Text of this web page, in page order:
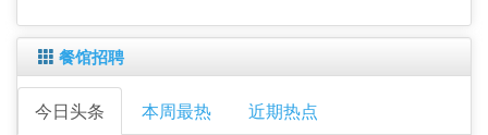
餐馆招聘
今日头条 本周最热
近期热点